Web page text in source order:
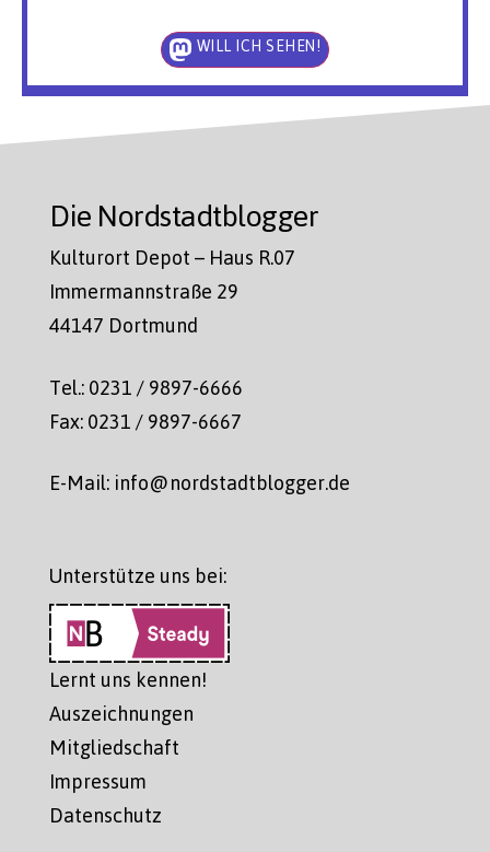
WILL ICH SEHEN!
Die Nordstadtblogger
Kulturort Depot – Haus R.07
Immermannstraße 29
44147 Dortmund
Tel.: 0231 / 9897-6666
Fax: 0231 / 9897-6667
E-Mail: info@nordstadtblogger.de
Unterstütze uns bei:
Lernt uns kennen!
Auszeichnungen
Mitgliedschaft
Impressum
Datenschutz